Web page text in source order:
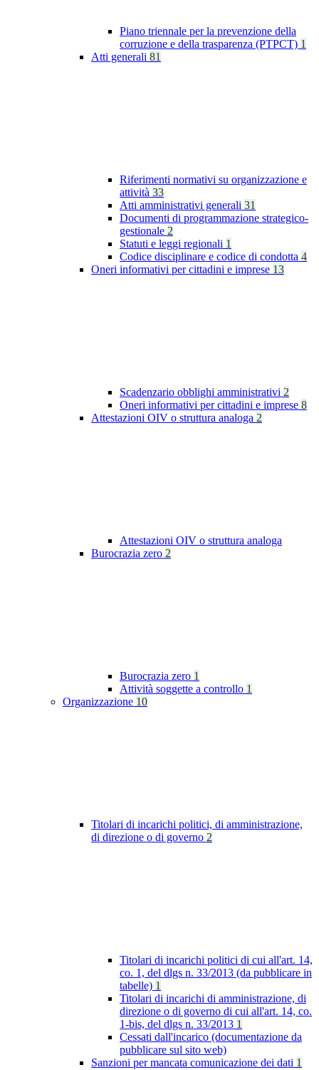
Piano triennale per la prevenzione della
corruzione e della trasparenza (PTPCT) 1
Atti generali 81
Riferimenti normativi su organizzazione e
attività 33
Atti amministrativi generali 31
Documenti di programmazione strategico-
gestionale 2
Statuti e leggi regionali 1
Codice disciplinare e codice di condotta 4
Oneri informativi per cittadini e imprese 13
Scadenzario obblighi amministrativi 2
Oneri informativi per cittadini e imprese 8
Attestazioni OIV o struttura analoga 2
Attestazioni OIV o struttura analoga
Burocrazia zero 2
Burocrazia zero 1
Attività soggette a controllo 1
Organizzazione 10
Titolari di incarichi politici, di amministrazione,
di direzione o di governo 2
Titolari di incarichi politici di cui all'art. 14,
co. 1, del dlgs n. 33/2013 (da pubblicare in
tabelle) 1
Titolari di incarichi di amministrazione, di
direzione o di governo di cui all'art. 14, co.
1-bis, del dlgs n. 33/2013 1
Cessati dall'incarico (documentazione da
pubblicare sul sito web)
Sanzioni per mancata comunicazione dei dati 1